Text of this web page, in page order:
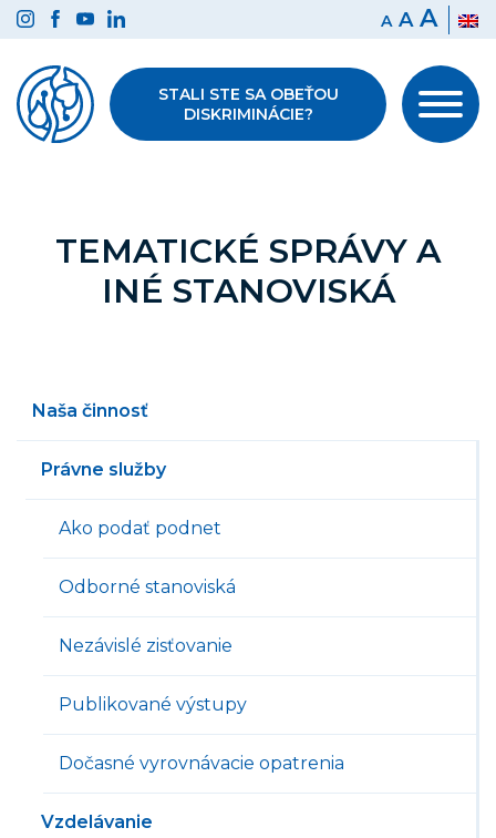
Preskočiť
na
obsah
A A A
STALI STE SA OBEŤOU
DISKRIMINÁCIE?
TEMATICKÉ SPRÁVY A
INÉ STANOVISKÁ
Naša činnosť
Právne služby
Ako podať podnet
Odborné stanoviská
Nezávislé zisťovanie
Publikované výstupy
Dočasné vyrovnávacie opatrenia
Vzdelávanie